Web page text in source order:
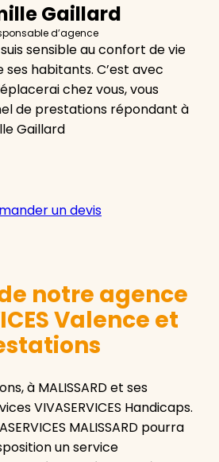
Gaillard
d’agence
sensible au confort de vie
habitants. C’est avec
chez vous, vous
de prestations répondant à
Gaillard
un devis
notre agence
Valence et
à MALISSARD et ses
VIVASERVICES Handicaps.
MALISSARD pourra
un service